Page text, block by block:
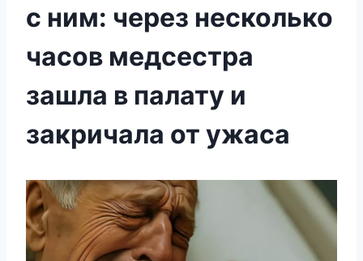
с ним: через несколько
часов медсестра
зашла в палату и
закричала от ужаса